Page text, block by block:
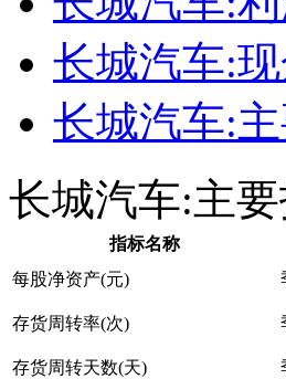
长城汽车:
长城汽车:
长城汽车:主
指标名称
每股净资产(元)
存货周转率(次)
存货周转天数(天)